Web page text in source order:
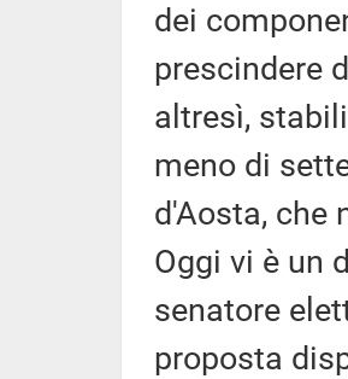
dei
prescindere
altresì,
meno di
d'Aosta, che
Oggi vi è un
senatore
proposta